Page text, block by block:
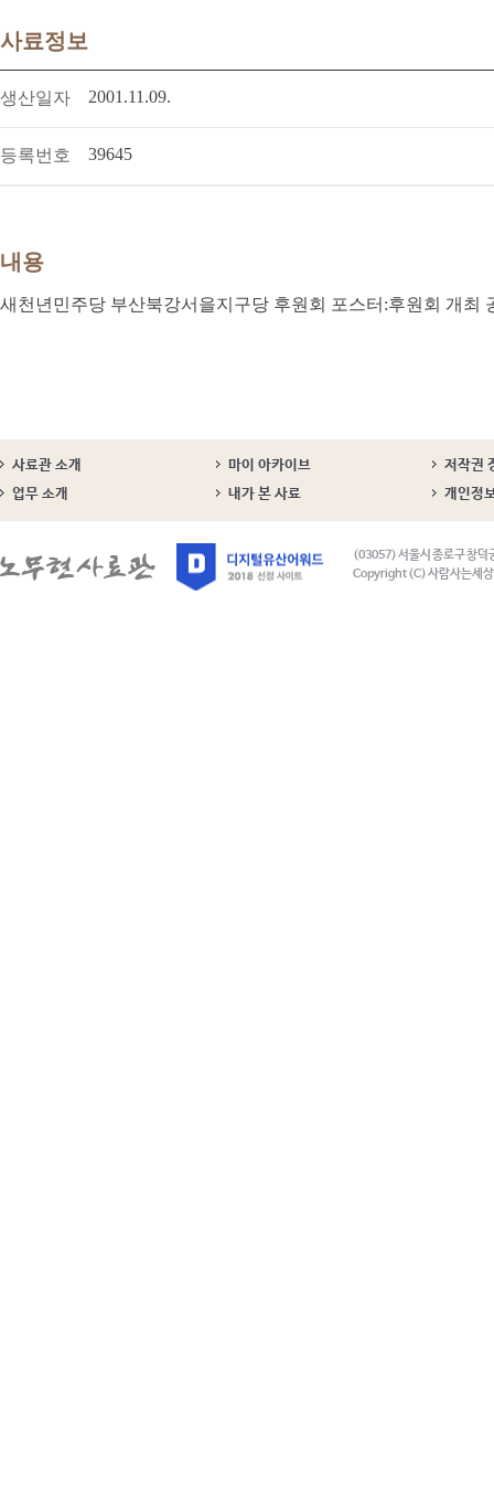
사료정보
생산일자 2001.11.09.
등록번호 39645
내용
새천년민주당 부산북강서을지구당 후원회 포스터:후원회 개최
사료관 소개 마이 아카이브
저작권
업무 소개
내가 본 사료 개인정
(03057) 서울시 종로구 창덕
Copyright (C) 사람사는세